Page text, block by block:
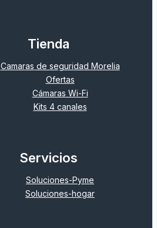
Tienda
Camaras de seguridad Morelia
Ofertas
Cámaras Wi-Fi
Kits 4 canales
Servicios
Soluciones-Pyme
Soluciones-hogar